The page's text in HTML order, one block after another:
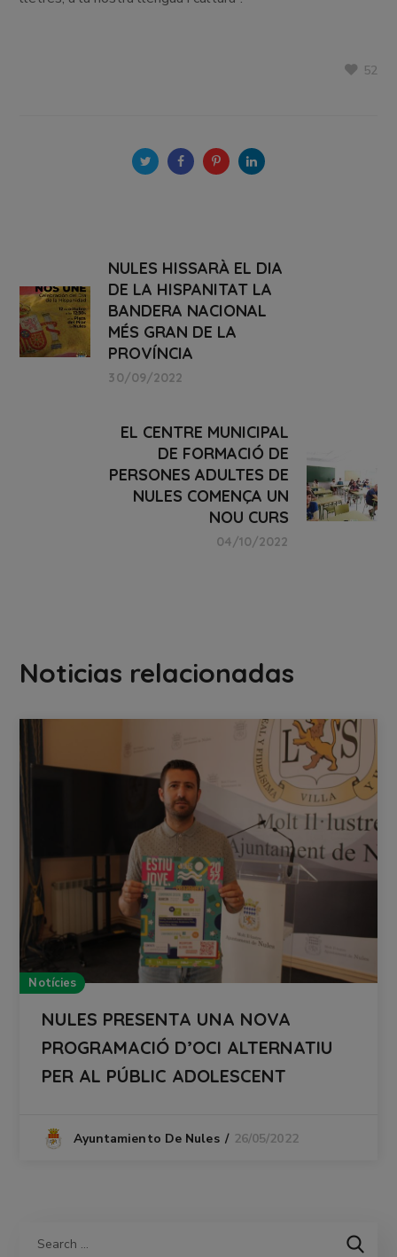
52
NULES HISSARÀ EL DIA
DE LA HISPANITAT LA
BANDERA NACIONAL
MÉS GRAN DE LA
PROVÍNCIA
30/09/2022
EL CENTRE MUNICIPAL
DE FORMACIÓ DE
PERSONES ADULTES DE
NULES COMENÇA UN
NOU CURS
04/10/2022
Noticias relacionadas
Notícies
NULES PRESENTA UNA NOVA
PROGRAMACIÓ D’OCI ALTERNATIU
PER AL PÚBLIC ADOLESCENT
Ayuntamiento De Nules 26/05/2022